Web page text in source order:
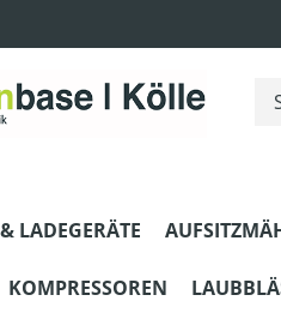
LADEGERÄTE
KOMPRESSOREN